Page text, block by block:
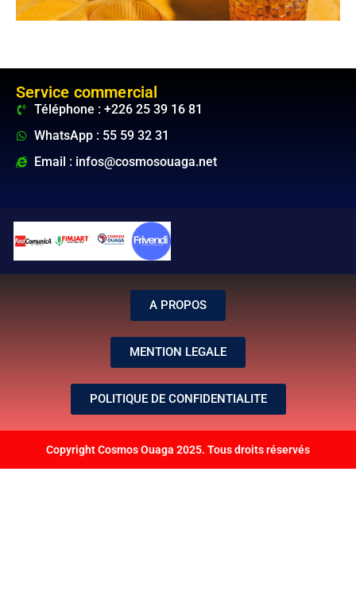
Service commercial
Téléphone : +226 25 39 16 81
WhatsApp : 55 59 32 31
Email : infos@cosmosouaga.net
A PROPOS
MENTION LEGALE
POLITIQUE DE CONFIDENTIALITE
Copyright Cosmos Ouaga 2025. Tous droits réservés